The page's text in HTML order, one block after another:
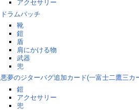
アクセサリー
ドラムパッチ
靴
鎧
盾
肩にかける物
武器
兜
悪夢のジターバグ追加カード(一富士二鷹三カ
鎧
アクセサリー
兜